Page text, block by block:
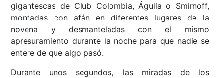
gigantescas de Club Colombia, Águila o Smirnoff,
montadas con afán en diferentes lugares de la
novena y desmanteladas con el mismo
apresuramiento durante la noche para que nadie se
entere de que algo pasó.
Durante unos segundos, las miradas de los